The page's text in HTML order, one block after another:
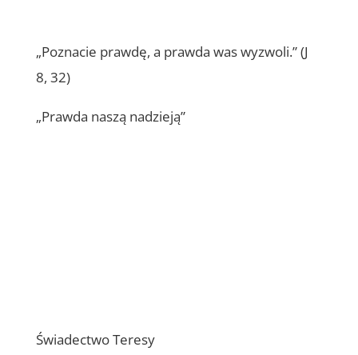
„Poznacie prawdę, a prawda was wyzwoli.” (J
8, 32)
„Prawda naszą nadzieją”
Świadectwo Teresy